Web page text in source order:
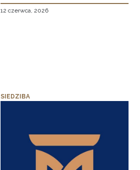
12 czerwca, 2026
SIEDZIBA